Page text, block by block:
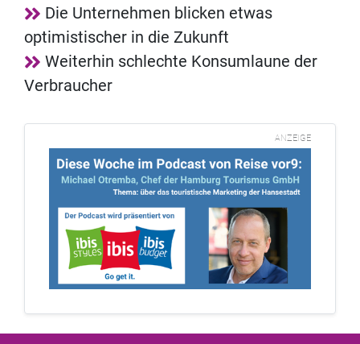
Die Unternehmen blicken etwas
optimistischer in die Zukunft
Weiterhin schlechte Konsumlaune der
Verbraucher
ANZEIGE